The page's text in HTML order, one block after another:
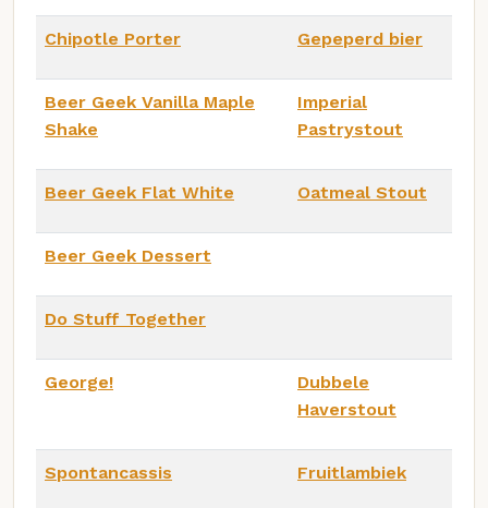
Chipotle Porter Gepeperd bier
Beer Geek Vanilla Maple
Shake
Imperial
Pastrystout
Beer Geek Flat White Oatmeal Stout
Beer Geek Dessert
Do Stuff Together
George!
Dubbele
Haverstout
Spontancassis Fruitlambiek